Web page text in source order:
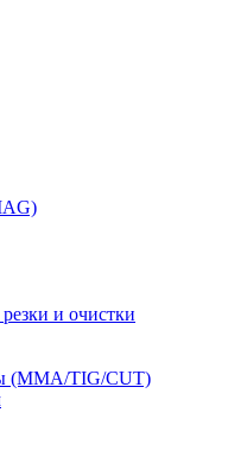
и очистки
(MMA/TIG/CUT)